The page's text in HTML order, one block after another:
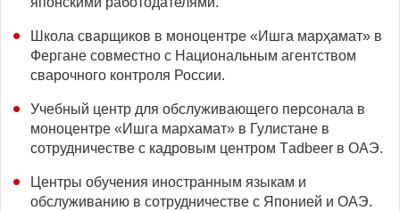
Школа сварщиков в моноцентре «Ишга марҳамат» в
Фергане совместно с Национальным агентством
сварочного контроля России.
Учебный центр для обслуживающего персонала в
моноцентре «Ишга мархамат» в Гулистане в
сотрудничестве с кадровым центром Тadbeer в ОАЭ.
Центры обучения иностранным языкам и
обслуживанию в сотрудничестве с Японией и ОАЭ.